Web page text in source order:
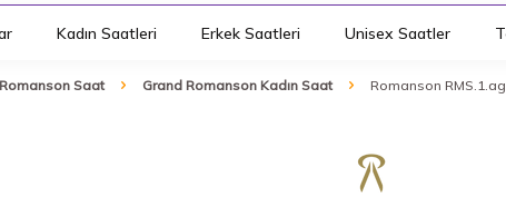
Kadın Saatleri Erkek Saatleri Unisex Saatler
Saat Grand Romanson Kadın Saat Romanson